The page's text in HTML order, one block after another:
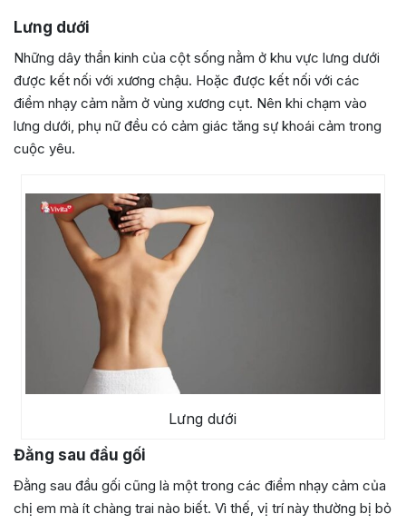
Lưng dưới
Những dây thần kinh của cột sống nằm ở khu vực lưng dưới
được kết nối với xương chậu. Hoặc được kết nối với các
điểm nhạy cảm nằm ở vùng xương cụt. Nên khi chạm vào
lưng dưới, phụ nữ đều có cảm giác tăng sự khoái cảm trong
cuộc yêu.
Lưng dưới
Đằng sau đầu gối
Đằng sau đầu gối cũng là một trong các điểm nhạy cảm của
chị em mà ít chàng trai nào biết. Vì thế, vị trí này thường bị bỏ